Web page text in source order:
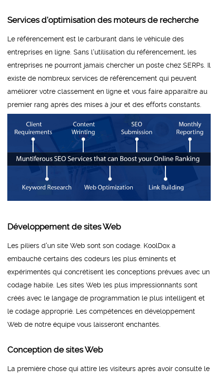
Services d'optimisation des moteurs de recherche
Le référencement est le carburant dans le véhicule des
entreprises en ligne. Sans l'utilisation du référencement, les
entreprises ne pourront jamais chercher un poste chez SERPs. Il
existe de nombreux services de référencement qui peuvent
améliorer votre classement en ligne et vous faire apparaître au
premier rang après des mises à jour et des efforts constants.
Développement de sites Web
Les piliers d'un site Web sont son codage. KoolDox a
embauché certains des codeurs les plus éminents et
expérimentés qui concrétisent les conceptions prévues avec un
codage habile. Les sites Web les plus impressionnants sont
créés avec le langage de programmation le plus intelligent et
le codage approprié. Les compétences en développement
Web de notre équipe vous laisseront enchantés.
Conception de sites Web
La première chose qui attire les visiteurs après avoir consulté le